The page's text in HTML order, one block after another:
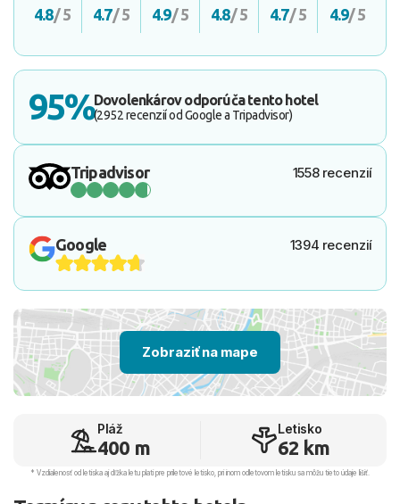
4.8/ 5 4.7/ 5 4.9/ 5 4.8/ 5 4.7/ 5 4.9/ 5
95%Dovolenkárov odporúča tento hotel
(2952 recenzií od Google a Tripadvisor)
Tripadvisor 1558 recenzií
Google 1394 recenzií
Zobraziť na mape
Pláž
400 m
Letisko
62 km
* Vzdialenosť od letiska aj dľžka letu platí pre príletové letisko, pri inom odletovom letisku sa môžu tieto údaje líšiť.